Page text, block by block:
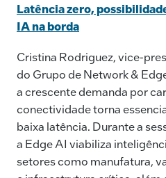
Latência zero,
IA na borda
Cristina Rodriguez, vice-
do Grupo de Network &
a crescente demanda por
conectividade torna
baixa latência. Durante a
a Edge AI viabiliza
setores como manufatura,